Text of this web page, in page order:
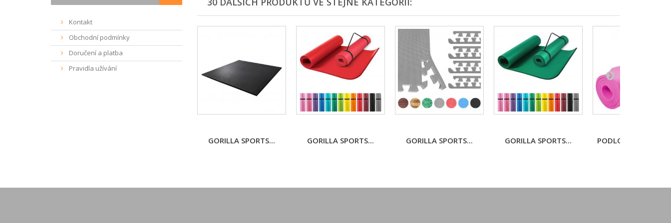
Kontakt
Obchodní podmínky
Doručení a platba
Pravidla užívání
GORILLA SPORTS... GORILLA SPORTS... GORILLA SPORTS... GORILLA SPORTS... PODLOŽKA NA